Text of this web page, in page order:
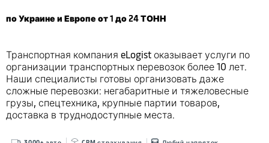
по Украине и Европе от 1 до 24 ТОНН
Транспортная компания eLogist оказывает услуги по
организации транспортных перевозок более 10 лет.
Наши специалисты готовы организовать даже
сложные перевозки: негабаритные и тяжеловесные
грузы, спецтехника, крупные партии товаров,
доставка в труднодоступные места.